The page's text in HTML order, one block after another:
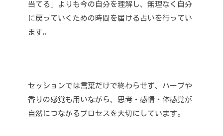
当てる」よりも今の自分を理解し、無理なく自分
に戻っていくための時間を届ける占いを行ってい
ます。
セッションでは言葉だけで終わらせず、ハーブや
香りの感覚も用いながら、思考・感情・体感覚が
自然につながるプロセスを大切にしています。